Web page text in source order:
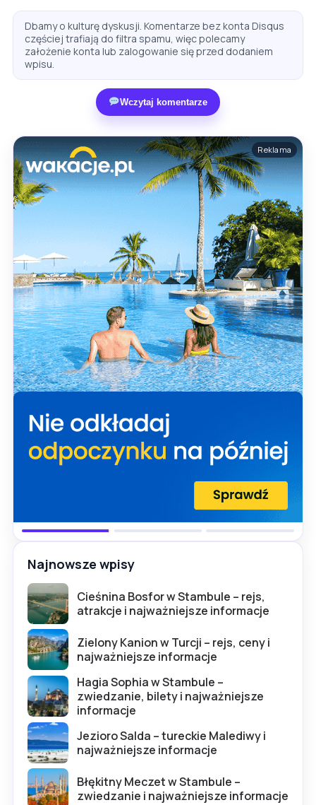
Dbamy o kulturę dyskusji. Komentarze bez konta Disqus
częściej trafiają do filtra spamu, więc polecamy
założenie konta lub zalogowanie się przed dodaniem
wpisu.
Wczytaj komentarze
Reklama
Najnowsze wpisy
Cieśnina Bosfor w Stambule – rejs,
atrakcje i najważniejsze informacje
Zielony Kanion w Turcji – rejs, ceny i
najważniejsze informacje
Hagia Sophia w Stambule –
zwiedzanie, bilety i najważniejsze
informacje
Jezioro Salda – tureckie Malediwy i
najważniejsze informacje
Błękitny Meczet w Stambule –
zwiedzanie i najważniejsze informacje